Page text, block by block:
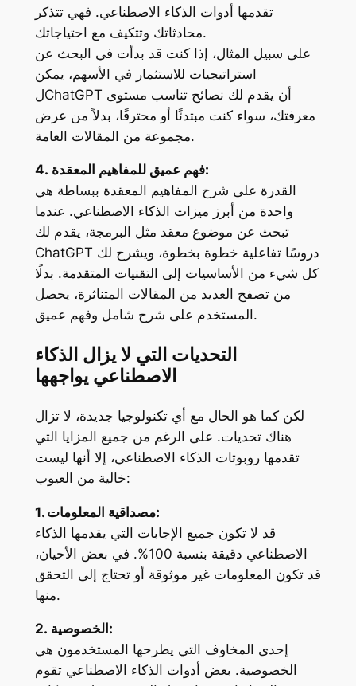
تقدمها أدوات الذكاء الاصطناعي. فهي تتذكر
محادثاتك وتتكيف مع احتياجاتك.
على سبيل المثال، إذا كنت قد بدأت في البحث عن
استراتيجيات للاستثمار في الأسهم، يمكن
لChatGPT
معرفتك، سواء كنت مبتدئًا أو محترفًا، بدلاً من عرض
مجموعة من المقالات العامة.
4. فهم عميق للمفاهيم المعقدة:
القدرة على شرح المفاهيم المعقدة ببساطة هي
واحدة من أبرز ميزات الذكاء الاصطناعي. عندما
تبحث عن موضوع معقد مثل البرمجة، يقدم لك
ChatGPT
كل شيء من الأساسيات إلى التقنيات المتقدمة. بدلًا
من تصفح العديد من المقالات المتناثرة، يحصل
المستخدم على شرح شامل وفهم عميق.
التحديات التي لا يزال الذكاء
الاصطناعي يواجهها
لكن كما هو الحال مع أي تكنولوجيا جديدة، لا تزال
هناك تحديات. على الرغم من جميع المزايا التي
تقدمها روبوتات الذكاء الاصطناعي، إلا أنها ليست
خالية من العيوب:
1. مصداقية المعلومات:
قد لا تكون جميع الإجابات التي يقدمها الذكاء
الاصطناعي دقيقة بنسبة 100%. في بعض الأحيان،
قد تكون المعلومات غير موثوقة أو تحتاج إلى التحقق
منها.
2. الخصوصية:
إحدى المخاوف التي يطرحها المستخدمون هي
الخصوصية. بعض أدوات الذكاء الاصطناعي تقوم